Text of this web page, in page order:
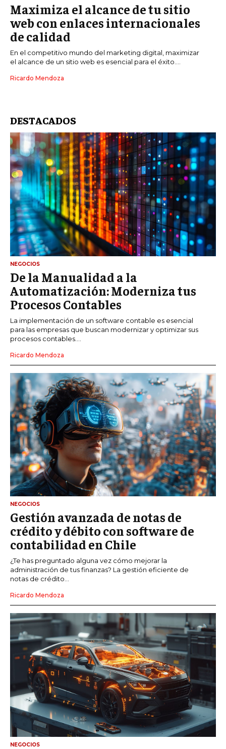
Maximiza el alcance de tu sitio
web con enlaces internacionales
de calidad
En el competitivo mundo del marketing digital, maximizar
el alcance de un sitio web es esencial para el éxito....
Ricardo Mendoza
DESTACADOS
NEGOCIOS
De la Manualidad a la
Automatización: Moderniza tus
Procesos Contables
La implementación de un software contable es esencial
para las empresas que buscan modernizar y optimizar sus
procesos contables....
Ricardo Mendoza
NEGOCIOS
Gestión avanzada de notas de
crédito y débito con software de
contabilidad en Chile
¿Te has preguntado alguna vez cómo mejorar la
administración de tus finanzas? La gestión eficiente de
notas de crédito...
Ricardo Mendoza
NEGOCIOS